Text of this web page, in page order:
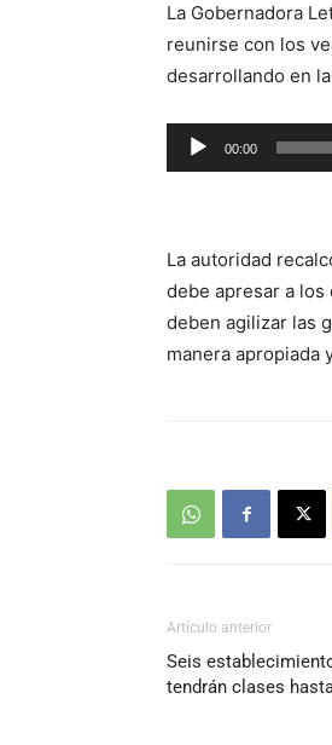
La Gobernadora
reunirse con los
desarrollando en
Reproductor
de
00:00
La autoridad
debe apresar a
deben agilizar las
manera apropiada
Artículo anterior
Seis
tendrán clases